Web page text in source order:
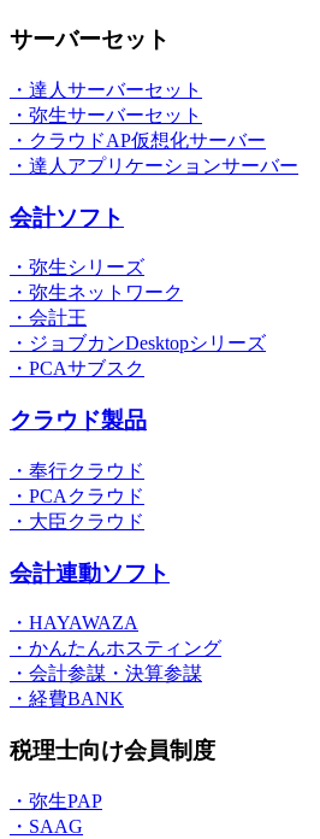
サーバーセット
・達人サーバーセット
・弥生サーバーセット
・クラウドAP仮想化サーバー
・達人アプリケーションサーバー
会計ソフト
・弥生シリーズ
・弥生ネットワーク
・会計王
・ジョブカンDesktopシリーズ
・PCAサブスク
クラウド製品
・奉行クラウド
・PCAクラウド
・大臣クラウド
会計連動ソフト
・HAYAWAZA
・かんたんホスティング
・会計参謀・決算参謀
・経費BANK
税理士向け会員制度
・弥生PAP
・SAAG